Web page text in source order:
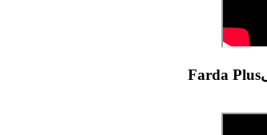
Farda Plus